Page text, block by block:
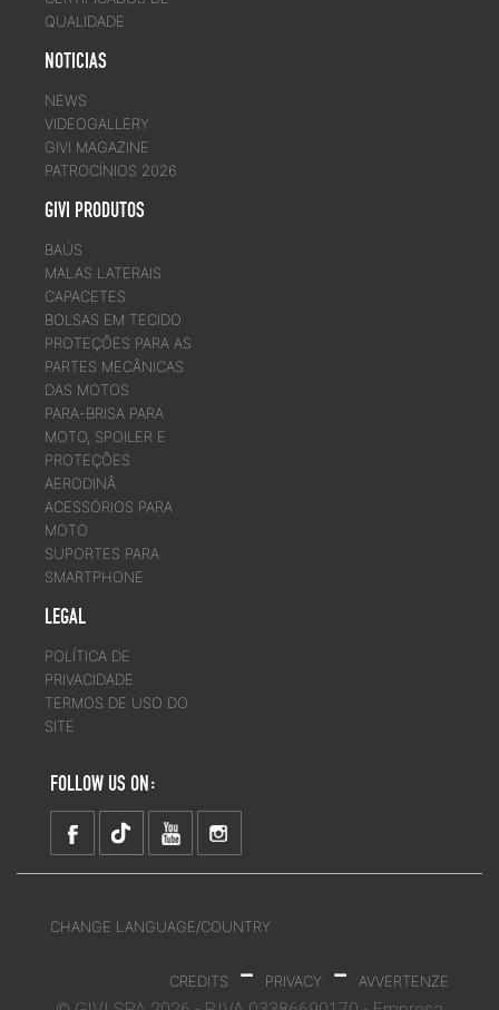
QUALIDADE
NOTICIAS
NEWS
VIDEOGALLERY
GIVI MAGAZINE
PATROCÍNIOS 2026
GIVI PRODUTOS
BAÚS
MALAS LATERAIS
CAPACETES
BOLSAS EM TECIDO
PROTEÇÕES PARA AS
PARTES MECÂNICAS
DAS MOTOS
PARA-BRISA PARA
MOTO, SPOILER E
PROTEÇÕES
AERODINÂ
ACESSÓRIOS PARA
MOTO
SUPORTES PARA
SMARTPHONE
LEGAL
POLÍTICA DE
PRIVACIDADE
TERMOS DE USO DO
SITE
FOLLOW US ON:
CHANGE LANGUAGE/COUNTRY
CREDITS - PRIVACY - AVVERTENZE